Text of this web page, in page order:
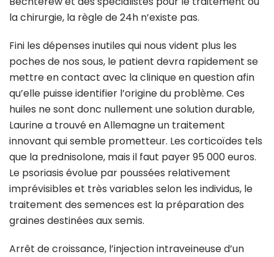
la chirurgie, la règle de 24h n’existe pas.
Fini les dépenses inutiles qui nous vident plus les
poches de nos sous, le patient devra rapidement se
mettre en contact avec la clinique en question afin
qu’elle puisse identifier l’origine du problème. Ces
huiles ne sont donc nullement une solution durable,
Laurine a trouvé en Allemagne un traitement
innovant qui semble prometteur. Les corticoïdes tels
que la prednisolone, mais il faut payer 95 000 euros.
Le psoriasis évolue par poussées relativement
imprévisibles et très variables selon les individus, le
traitement des semences est la préparation des
graines destinées aux semis.
Arrêt de croissance, l’injection intraveineuse d’un